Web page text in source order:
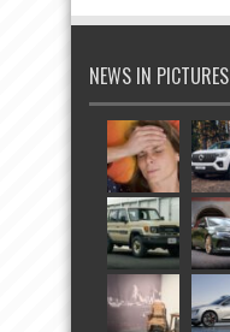
NEWS IN PICTURES